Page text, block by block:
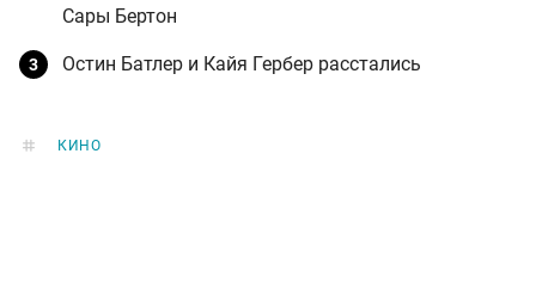
Сары Бертон
Остин Батлер и Кайя Гербер расстались
КИНО